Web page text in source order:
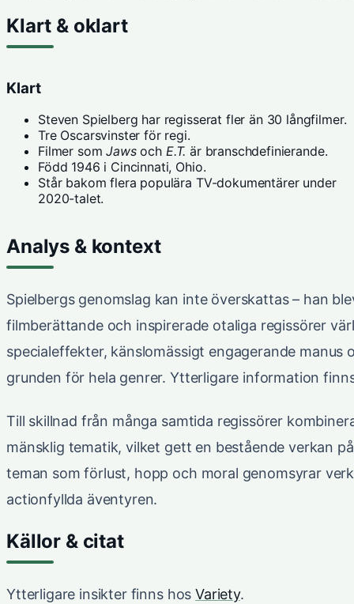
Klart & oklart
Klart
Steven Spielberg har regisserat fler än 30 långfilmer.
Tre Oscarsvinster för regi.
Filmer somJawsoch E.T. är branschdefinierande.
Född 1946 i Cincinnati, Ohio.
Står bakom flera populära TV-dokumentärer under
2020-talet.
Analys & kontext
Spielbergs genomslag kan inte överskattas – han
filmberättande och inspirerade otaliga regissörer
specialeffekter, känslomässigt engagerande
grunden för hela genrer. Ytterligare information
Till skillnad från många samtida regissörer
mänsklig tematik, vilket gett en bestående verkan
teman som förlust, hopp och moral genomsyrar
actionfyllda äventyren.
Källor & citat
Ytterligare insikter finns hosVariety.